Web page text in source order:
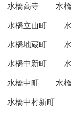
水橋高寺
水
水橋立山町
水橋地蔵町
水橋中新町
水橋中町
水
水橋中村新町